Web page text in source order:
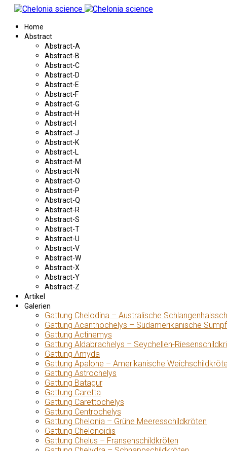
Home
Abstract
Abstract-A
Abstract-B
Abstract-C
Abstract-D
Abstract-E
Abstract-F
Abstract-G
Abstract-H
Abstract-I
Abstract-J
Abstract-K
Abstract-L
Abstract-M
Abstract-N
Abstract-O
Abstract-P
Abstract-Q
Abstract-R
Abstract-S
Abstract-T
Abstract-U
Abstract-V
Abstract-W
Abstract-X
Abstract-Y
Abstract-Z
Artikel
Galerien
Gattung Chelodina – Australische
Gattung Acanthochelys – Südamerikanische
Gattung Actinemys
Gattung Aldabrachelys – Seychellen-
Gattung Amyda
Gattung Apalone – Amerikanische
Gattung Astrochelys
Gattung Batagur
Gattung Caretta
Gattung Carettochelys
Gattung Centrochelys
Gattung Chelonia – Grüne Meeresschildkröten
Gattung Chelonoidis
Gattung Chelus – Fransenschildkröten